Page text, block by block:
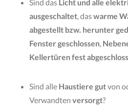
Sind das Licht und alle
ausgeschaltet, daswarme
abgestellt bzw. herunter
Fenster geschlossen,
Kellertüren fest
Sind alle Haustiere gutvon
Verwandten versorgt?